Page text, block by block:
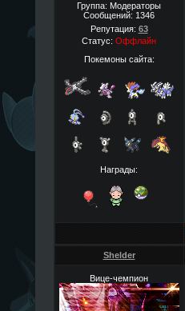
Группа: Модераторы
Сообщений: 1346
Репутация: 63
Статус: Оффлайн
Покемоны сайта:
Награды:
Shelder
Вице-чемпион